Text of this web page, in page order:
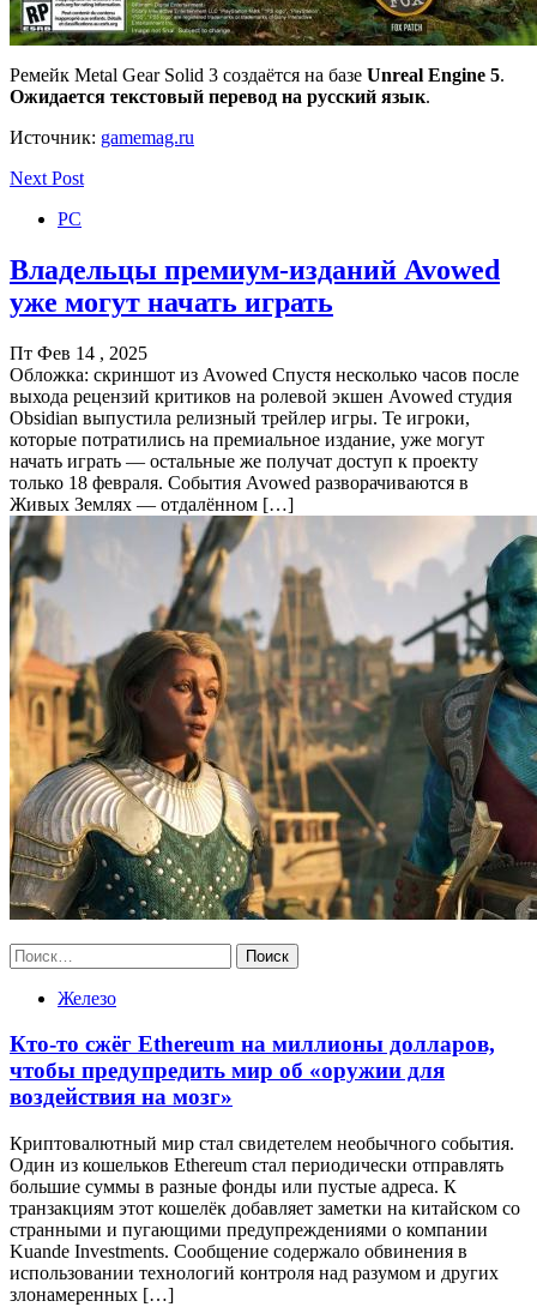
Ремейк Metal Gear Solid 3 создаётся на базе Unreal Engine 5.
Ожидается текстовый перевод на русский язык.
Источник: gamemag.ru
Next Post
PC
Владельцы премиум-изданий Avowed
уже могут начать играть
Пт Фев 14 , 2025
Обложка: скриншот из Avowed Спустя несколько часов после
выхода рецензий критиков на ролевой экшен Avowed студия
Obsidian выпустила релизный трейлер игры. Те игроки,
которые потратились на премиальное издание, уже могут
начать играть — остальные же получат доступ к проекту
только 18 февраля. События Avowed разворачиваются в
Живых Землях — отдалённом […]
Найти:
Железо
Кто-то сжёг Ethereum на миллионы долларов,
чтобы предупредить мир об «оружии для
воздействия на мозг»
Криптовалютный мир стал свидетелем необычного события.
Один из кошельков Ethereum стал периодически отправлять
большие суммы в разные фонды или пустые адреса. К
транзакциям этот кошелёк добавляет заметки на китайском со
странными и пугающими предупреждениями о компании
Kuande Investments. Сообщение содержало обвинения в
использовании технологий контроля над разумом и других
злонамеренных […]